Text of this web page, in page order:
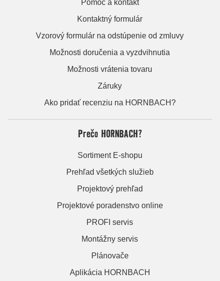
Pomoc a kontakt
Kontaktný formulár
Vzorový formulár na odstúpenie od zmluvy
Možnosti doručenia a vyzdvihnutia
Možnosti vrátenia tovaru
Záruky
Ako pridať recenziu na HORNBACH?
Prečo HORNBACH?
Sortiment E-shopu
Prehľad všetkých služieb
Projektový prehľad
Projektové poradenstvo online
PROFI servis
Montážny servis
Plánovače
Aplikácia HORNBACH